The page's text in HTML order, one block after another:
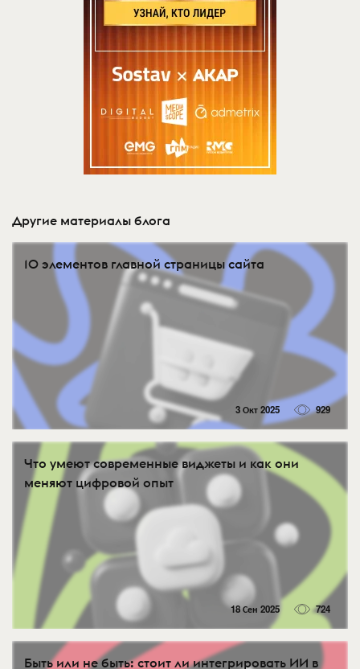
Другие материалы блога
10 элементов главной страницы сайта
3 Окт 2025 929
Что умеют современные виджеты и как они
меняют цифровой опыт
18 Сен 2025 724
Быть или не быть: стоит ли интегрировать ИИ в